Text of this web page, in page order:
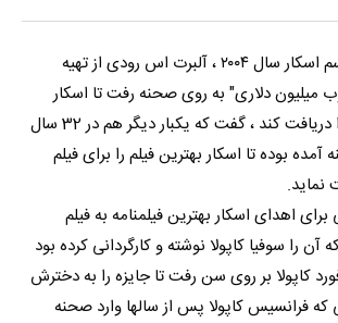
وقتی در انتهای مراسم اسکار سال ۲۰۰۴ ، آلبرت اس رودی از تهیه
میلیون دلاری" به روی صحنه رفت تا اسکار
بهترین فیلم 2004 را دریافت کند ، گفت که یکبار دیگر هم در 32 سال
بوده تا اسکار بهترین فیلم را برای فیلم
نماید.
اهدای اسکار بهترین فیلمنامه به فیلم
را سوفیا کاپولا نوشته و کارگردانی کرده بود
کاپولا بر روی سن رفت تا جایزه را به دخترش
فرانسیس کاپولا پس از سالها وارد صحنه